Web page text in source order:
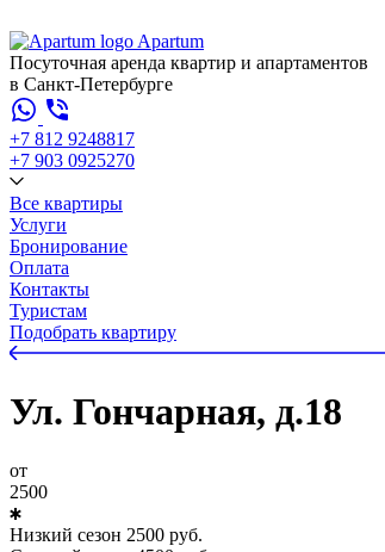
Apartum
Посуточная аренда квартир и апартаментов
в Санкт-Петербурге
+7 812 9248817
+7 903 0925270
Все квартиры
Услуги
Бронирование
Оплата
Контакты
Туристам
Подобрать квартиру
Ул. Гончарная, д.18
от
2500
Низкий сезон 2500 руб.